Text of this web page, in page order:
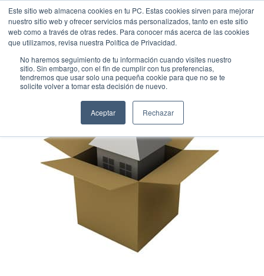
Este sitio web almacena cookies en tu PC. Estas cookies sirven para mejorar
nuestro sitio web y ofrecer servicios más personalizados, tanto en este sitio
web como a través de otras redes. Para conocer más acerca de las cookies
que utilizamos, revisa nuestra Política de Privacidad.
No haremos seguimiento de tu información cuando visites nuestro
sitio. Sin embargo, con el fin de cumplir con tus preferencias,
tendremos que usar solo una pequeña cookie para que no se te
solicite volver a tomar esta decisión de nuevo.
Aceptar Rechazar